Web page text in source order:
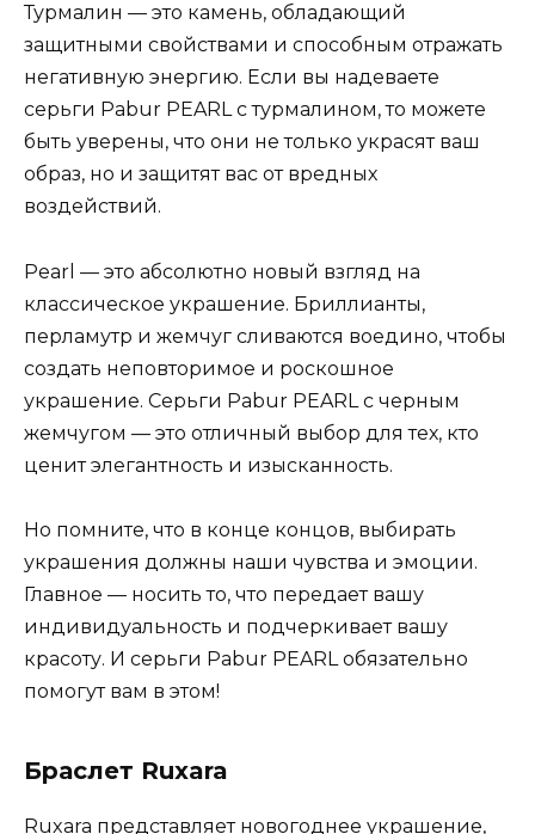
Турмалин — это камень, обладающий
защитными свойствами и способным отражать
негативную энергию. Если вы надеваете
серьги Pabur PEARL с турмалином, то можете
быть уверены, что они не только украсят ваш
образ, но и защитят вас от вредных
воздействий.
Pearl — это абсолютно новый взгляд на
классическое украшение. Бриллианты,
перламутр и жемчуг сливаются воедино, чтобы
создать неповторимое и роскошное
украшение. Серьги Pabur PEARL с черным
жемчугом — это отличный выбор для тех, кто
ценит элегантность и изысканность.
Но помните, что в конце концов, выбирать
украшения должны наши чувства и эмоции.
Главное — носить то, что передает вашу
индивидуальность и подчеркивает вашу
красоту. И серьги Pabur PEARL обязательно
помогут вам в этом!
Браслет Ruxara
Ruxara представляет новогоднее украшение,